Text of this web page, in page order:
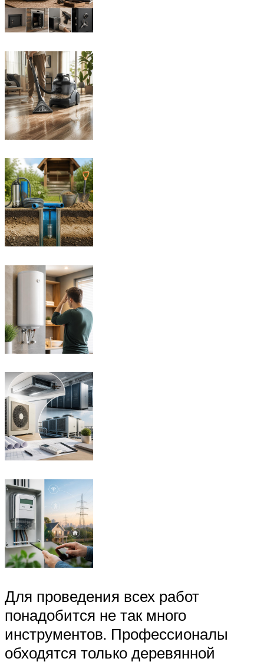
Для проведения всех работ
понадобится не так много
инструментов. Профессионалы
обходятся только деревянной